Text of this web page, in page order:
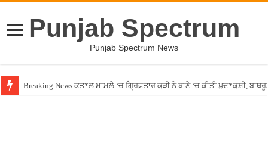
Punjab Spectrum
Punjab Spectrum News
Breaking News ਕਤ*ਲ ਮਾਮਲੇ ‘ਚ ਗ੍ਰਿਫ਼ਤਾਰ ਕੁੜੀ ਨੇ ਥਾਣੇ ‘ਚ ਕੀਤੀ ਖ਼ੁਦ*ਕੁਸ਼ੀ,